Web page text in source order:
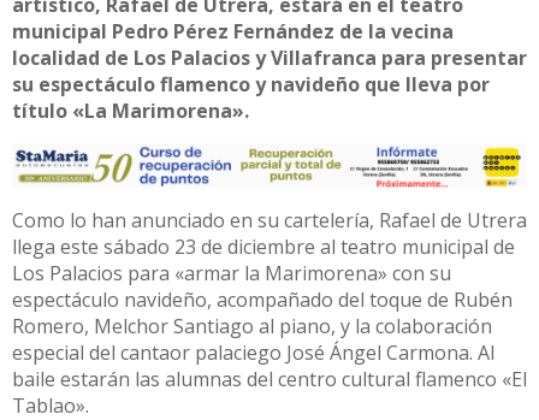
municipal Pedro Pérez Fernández de la vecina
localidad de Los Palacios y Villafranca para presentar
su espectáculo flamenco y navideño que lleva por
título «La Marimorena».
Como lo han anunciado en su cartelería, Rafael de Utrera
llega este sábado 23 de diciembre al teatro municipal de
Los Palacios para «armar la Marimorena» con su
espectáculo navideño, acompañado del toque de Rubén
Romero, Melchor Santiago al piano, y la colaboración
especial del cantaor palaciego José Ángel Carmona. Al
baile estarán las alumnas del centro cultural flamenco «El
Tablao».